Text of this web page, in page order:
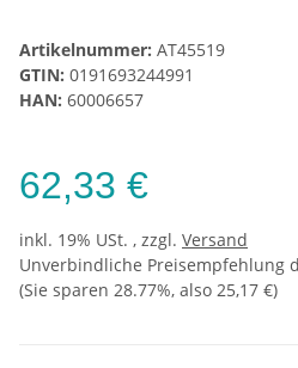
Artikelnummer: AT45519
GTIN: 0191693244991
HAN: 60006657
62,33 €
inkl. 19% USt. , zzgl. Versand
Unverbindliche Preisempfehlung
(Sie sparen 28.77%, also 25,17 €)